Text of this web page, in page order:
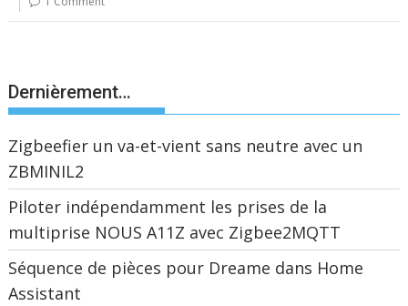
Dernièrement…
Zigbeefier un va-et-vient sans neutre avec un
ZBMINIL2
Piloter indépendamment les prises de la
multiprise NOUS A11Z avec Zigbee2MQTT
Séquence de pièces pour Dreame dans Home
Assistant